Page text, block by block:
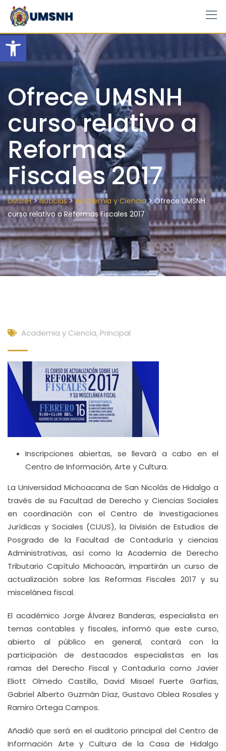
Open toolbar
Skip
content
Ofrece UMSNH
curso relativo a
Reformas
Fiscales 2017
UMSNH>Noticias>Academia y Ciencia>Ofrece UMSNH
curso relativo a Reformas Fiscales 2017
Academia y Ciencia, Principal
Inscripciones abiertas, se llevará a cabo en el
Centro de Información, Arte y Cultura.
La Universidad Michoacana de San Nicolás de Hidalgo a
través de su Facultad de Derecho y Ciencias Sociales
en coordinación con el Centro de Investigaciones
Jurídicas y Sociales (CIJUS), la División de Estudios de
Posgrado de la Facultad de Contaduría y ciencias
Administrativas, así como la Academia de Derecho
Tributario Capítulo Michoacán, impartirán un curso de
actualización sobre las Reformas Fiscales 2017 y su
miscelánea fiscal.
El académico Jorge Álvarez Banderas, especialista en
temas contables y fiscales, informó que este curso,
abierto al público en general, contará con la
participación de destacados especialistas en las
ramas del Derecho Fiscal y Contaduría como Javier
Eliott Olmedo Castillo, David Misael Fuerte Garfias,
Gabriel Alberto Guzmán Díaz, Gustavo Oblea Rosales y
Ramiro Ortega Campos.
Añadió que será en el auditorio principal del Centro de
Información Arte y Cultura de la Casa de Hidalgo